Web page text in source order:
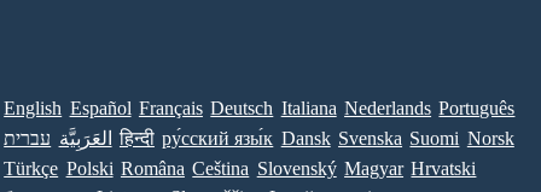
English Español Français Deutsch Italiana Nederlands Português
עברית العَرَبِيَّة हिन्दी ру́сский язы́к Dansk Svenska Suomi Norsk
Türkçe Polski Româna Ceština Slovenský Magyar Hrvatski